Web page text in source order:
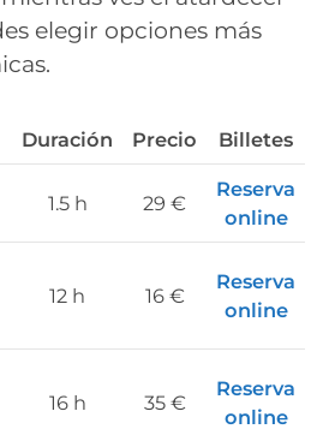
elegir opciones más
Duración Precio Billetes
1.5 h 29 €
Reserva
online
12 h 16 €
Reserva
online
16 h 35 €
Reserva
online